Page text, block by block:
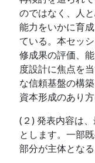
のではなく、人
能力をいかに育
ている。本セッ
修成果の評価、
度設計に焦点を
な信頼基盤の構
資本形成のあり
(２) 発表内容は
とします。一部
部分が主体とな